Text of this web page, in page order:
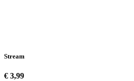
Stream
€ 3,99